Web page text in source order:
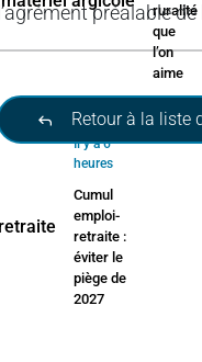
l’agrément préalable
Retour à la liste
ruralité
que
l’on
aime
Il y a 6
heures
Cumul
emploi-
retraite :
éviter le
piège de
2027